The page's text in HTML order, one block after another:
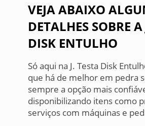
VEJA ABAIXO
DETALHES SOBRE
DISK ENTULHO
Só aqui na J. Testa Disk
que há de melhor em pedra
sempre a opção mais
disponibilizando itens como
serviços com máquinas e